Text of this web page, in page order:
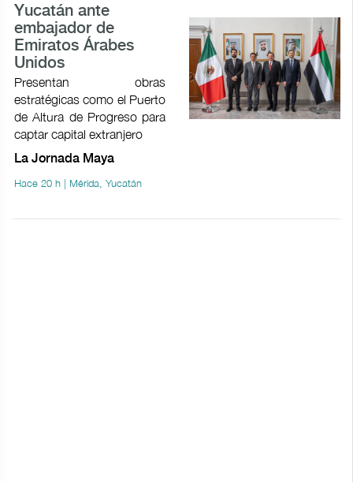
Yucatán ante
embajador de
Emiratos Árabes
Unidos
Presentan obras
estratégicas como el Puerto
de Altura de Progreso para
captar capital extranjero
La Jornada Maya
Hace 20 h | Mérida, Yucatán